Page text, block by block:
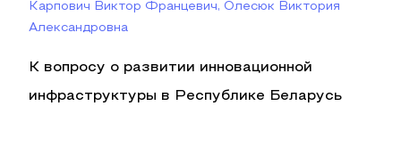
Карпович Виктор Францевич, Олесюк Виктория
Александровна
К вопросу о развитии инновационной
инфраструктуры в Республике Беларусь